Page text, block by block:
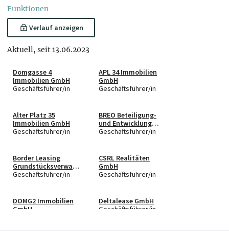
Funktionen
Verlauf anzeigen
Aktuell, seit 13.06.2023
Domgasse 4
Immobilien GmbH
Geschäftsführer/in
APL 34 Immobilien
GmbH
Geschäftsführer/in
Alter Platz 35
Immobilien GmbH
Geschäftsführer/in
BREO Beteiligung-
und Entwicklung
GmbH
Geschäftsführer/in
Border Leasing
Grundstücksverwalt
ungs- Gesellschaft
Geschäftsführer/in
CSRL Realitäten
GmbH
Geschäftsführer/in
DOMG2 Immobilien
GmbH
Deltalease GmbH
Geschäftsführer/in